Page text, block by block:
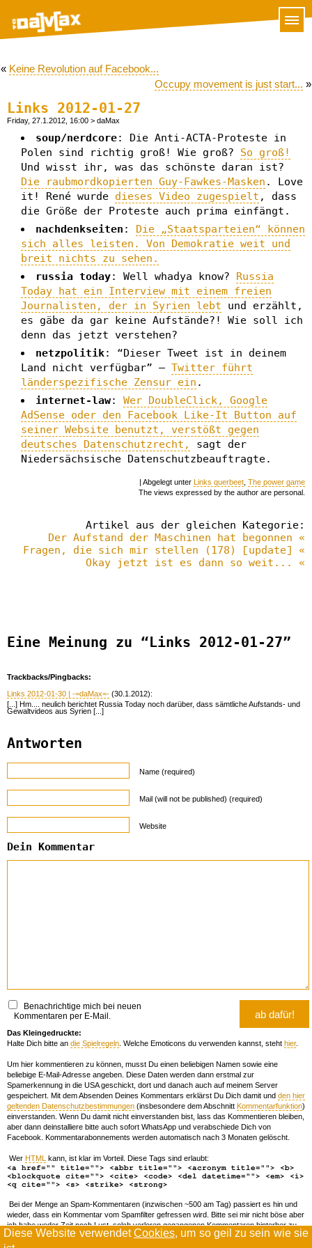
Diese Website verwendetCookies, um so geil zu sein wie sie
« Keine Revolution auf Facebook...
Occupy movement is just start... »
Links 2012-01-27
Friday, 27.1.2012, 16:00 > daMax
soup/nerdcore: Die Anti-ACTA-Proteste in
Polen sind richtig groß! Wie groß? So groß!
Und wisst ihr, was das schönste daran ist?
Die raubmordkopierten Guy-Fawkes-Masken . Love
it! René wurde dieses Video zugespielt , dass
die Größe der Proteste auch prima einfängt.
nachdenkseiten : Die „Staatsparteien“ können
sich alles leisten. Von Demokratie weit und
breit nichts zu sehen.
russia today: Well whadya know? Russia
Today hat ein Interview mit einem freien
Journalisten, der in Syrien lebt und erzählt,
es gäbe da gar keine Aufstände?! Wie soll ich
denn das jetzt verstehen?
netzpolitik: “Dieser Tweet ist in deinem
Land nicht verfügbar” – Twitter führt
länderspezifische Zensur ein .
internet-law: Wer DoubleClick, Google
AdSense oder den Facebook Like-It Button auf
seiner Website benutzt, verstößt gegen
deutsches Datenschutzrecht,
sagt der
Niedersächsische Datenschutzbeauftragte.
| Abgelegt unter Links querbeet The power game
The views expressed by the author are personal.
Artikel aus der gleichen Kategorie:
Der Aufstand der Maschinen hat begonnen «
Fragen, die sich mir stellen (178) [update] «
Okay jetzt ist es dann so weit... «
Eine Meinung zu “Links 2012-01-27”
Trackbacks/Pingbacks:
Links 2012-01-30 | -=daMax=- (30.1.2012):
[...] Hm.... neulich berichtet Russia Today noch darüber, dass sämtliche Aufstands- und
Gewaltvideos aus Syrien [...]
Antworten
Name (required)
Mail (will not be published) (required)
Website
Dein Kommentar
Benachrichtige mich bei neuen
Kommentaren per E-Mail.
Das Kleingedruckte:
Halte Dich bitte an die Spielregeln . Welche Emoticons du verwenden kannst, steht hier.
Um hier kommentieren zu können, musst Du einen beliebigen Namen sowie eine
beliebige E-Mail-Adresse angeben. Diese Daten werden dann erstmal zur
Spamerkennung in die USA geschickt, dort und danach auch auf meinem Server
gespeichert. Mit dem Absenden Deines Kommentars erklärst Du Dich damit und den hier
geltenden Datenschutzbestimmungen (insbesondere dem Abschnitt Kommentarfunktion)
einverstanden. Wenn Du damit nicht einverstanden bist, lass das Kommentieren bleiben,
aber dann deinstalliere bitte auch sofort WhatsApp und verabschiede Dich von
Facebook. Kommentarabonnements werden automatisch nach 3 Monaten gelöscht.
Wer HTML kann, ist klar im Vorteil. Diese Tags sind erlaubt:
<a href="" title=""> <abbr title=""> <acronym title=""> <b>
<blockquote cite=""> <cite> <code> <del datetime=""> <em> <i>
<q cite=""> <s> <strike> <strong>
Bei der Menge an Spam-Kommentaren (inzwischen ~500 am Tag) passiert es hin und
wieder, dass ein Kommentar vom Spamfilter gefressen wird. Bitte sei mir nicht böse aber
ich habe weder Zeit noch Lust, solch verloren gegangenen Kommentaren hinterher zu
forschen. Wenn das öfters passiert, schreib' mir 'ne Mail damit ich dich whitelisten kann.